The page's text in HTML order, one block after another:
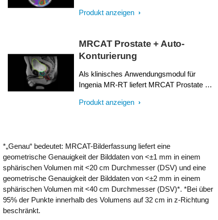
Strahlentherapieplanung bei primären und
wird. Detaillierte anatomische Daten für die
Konturierung und Schwächungskarten zur
Dosisberechnung werden aus einer
einzigen mDIXON MR-3D-Sequenz mit
T1-Gewichtung bei einer Auflösung im
Submillimeterbereich erfasst. Mit
berechnet.
Produkt anzeigen
MRCAT Prostate + Auto-
Konturierung
Als klinisches Anwendungsmodul für
Ingenia MR-RT liefert MRCAT Prostate +
20 Minuten Schwächungskarten und
nur einem Mausklick.<br>
Produkt anzeigen
*„Genau“ bedeutet: MRCAT-Bilderfassung liefert eine
geometrische Genauigkeit der Bilddaten von <±1 mm in einem
sphärischen Volumen mit <20 cm Durchmesser (DSV) und eine
geometrische Genauigkeit der Bilddaten von <±2 mm in einem
sphärischen Volumen mit <40 cm Durchmesser (DSV)*. *Bei über
95% der Punkte innerhalb des Volumens auf 32 cm in z-Richtung
beschränkt.